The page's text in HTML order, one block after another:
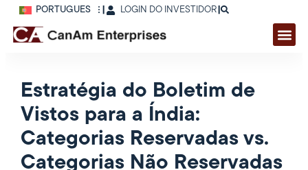
PORTUGUÊS LOGIN DO INVESTIDOR |
Estratégia do Boletim de
Vistos para a Índia:
Categorias Reservadas vs.
Categorias Não Reservadas